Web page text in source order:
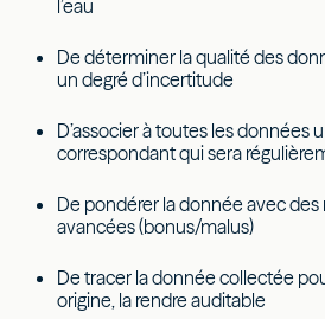
l’eau
De déterminer la qualité des
un degré d’incertitude
D’associer à toutes les données
correspondant qui sera
De pondérer la donnée avec
avancées (bonus/malus)
De tracer la donnée collectée
origine, la rendre auditable